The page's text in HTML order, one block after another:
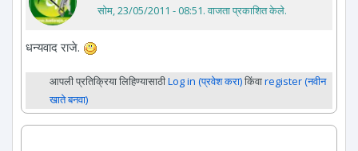
सोम, 23/05/2011 - 08:51. वाजता प्रकाशित केले.
धन्यवाद राजे.
आपली प्रतिक्रिया लिहिण्यासाठीLog in (प्रवेश करा)किंवाregister (नवीन
खाते बनवा)